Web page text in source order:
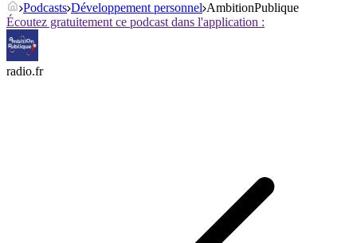
Podcasts Développement personnel AmbitionPublique
Écoutez gratuitement ce podcast dans l'application :
radio.fr